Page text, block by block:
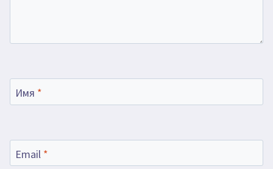
Имя *
Email *